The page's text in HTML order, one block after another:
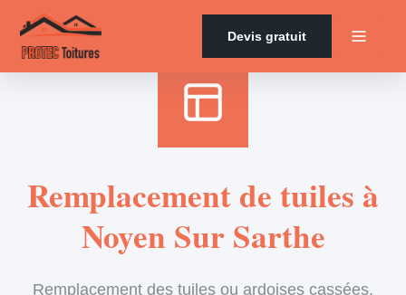
Devis gratuit
Remplacement de tuiles à
Noyen Sur Sarthe
Remplacement des tuiles ou ardoises cassées,